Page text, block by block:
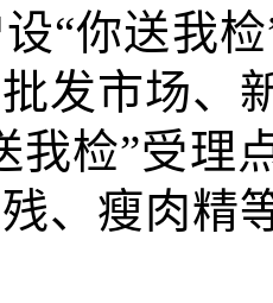
“你送我
发市场、
我检”受理
、瘦肉精